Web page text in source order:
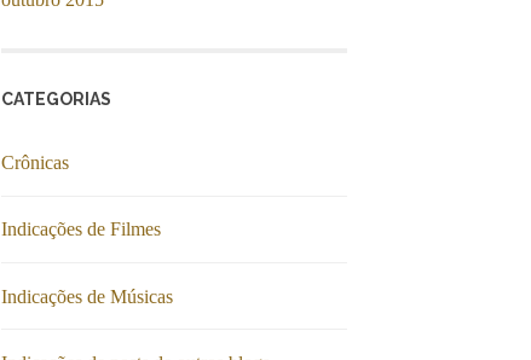
CATEGORIAS
Crônicas
Indicações de Filmes
Indicações de Músicas